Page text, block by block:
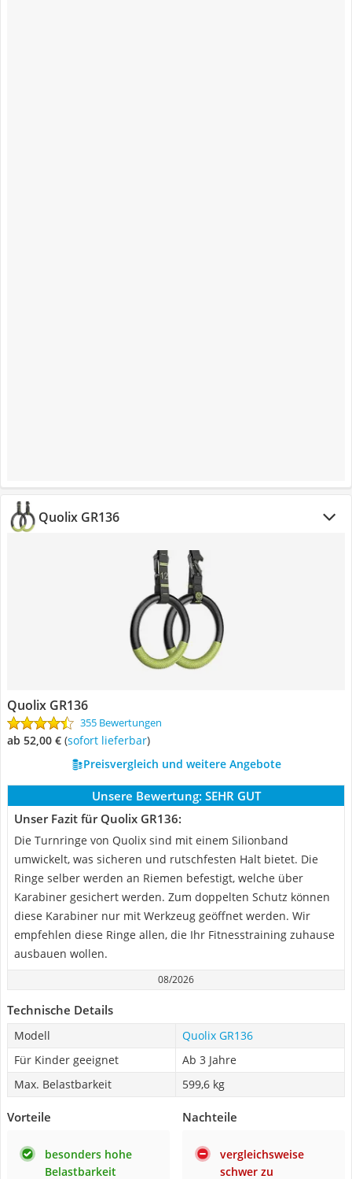
Quolix GR136
Quolix GR136
355 Bewertungen
ab 52,00 € ( Sofort lieferbar)
Preisvergleich und weitere Angebote
Unsere Bewertung: SEHR GUT
Unser Fazit für Quolix GR136:
Die Turnringe von Quolix sind mit einem Silionband
umwickelt, was sicheren und rutschfesten Halt bietet. Die
Ringe selber werden an Riemen befestigt, welche über
Karabiner gesichert werden. Zum doppelten Schutz können
diese Karabiner nur mit Werkzeug geöffnet werden. Wir
empfehlen diese Ringe allen, die Ihr Fitnesstraining zuhause
ausbauen wollen.
08/2026
Technische Details
Modell
Quolix GR136
Für Kinder geeignet
Ab 3 Jahre
Max. Belastbarkeit
599,6 kg
Vorteile
besonders hohe
Belastbarkeit
Nachteile
vergleichsweise
schwer zu